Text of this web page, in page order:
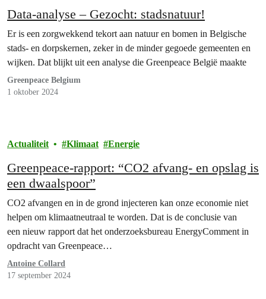
Data-analyse – Gezocht: stadsnatuur!
Er is een zorgwekkend tekort aan natuur en bomen in Belgische
stads- en dorpskernen, zeker in de minder gegoede gemeenten en
wijken. Dat blijkt uit een analyse die Greenpeace België maakte
Greenpeace Belgium
1 oktober 2024
Actualiteit Klimaat Energie
Greenpeace-rapport: “CO2 afvang- en opslag is
een dwaalspoor”
CO2 afvangen en in de grond injecteren kan onze economie niet
helpen om klimaatneutraal te worden. Dat is de conclusie van
een nieuw rapport dat het onderzoeksbureau EnergyComment in
opdracht van Greenpeace…
Antoine Collard
17 september 2024